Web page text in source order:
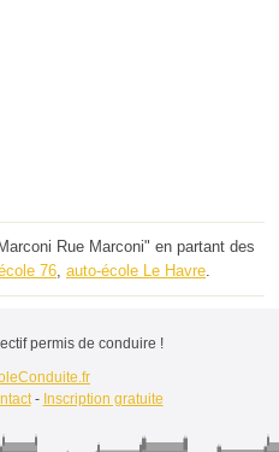
Rue Marconi" en partant des
76 auto-école Le Havre
permis de conduire !
- Inscription gratuite